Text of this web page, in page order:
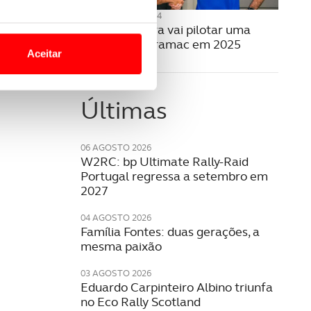
lhe proporcionar
sua experiência de
Aceitar
05 SETEMBRO 2024
Miguel Oliveira vai pilotar uma
Yamaha da Pramac em 2025
Últimas
06 AGOSTO 2026
W2RC: bp Ultimate Rally-Raid
Portugal regressa a setembro em
2027
04 AGOSTO 2026
Família Fontes: duas gerações, a
mesma paixão
03 AGOSTO 2026
Eduardo Carpinteiro Albino triunfa
no Eco Rally Scotland